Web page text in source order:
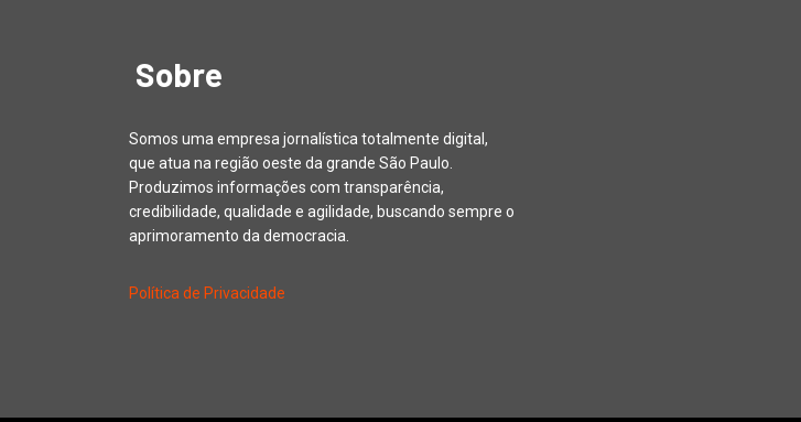
Sobre
Somos uma empresa jornalística totalmente digital,
que atua na região oeste da grande São Paulo.
Produzimos informações com transparência,
credibilidade, qualidade e agilidade, buscando sempre o
aprimoramento da democracia.
Política de Privacidade